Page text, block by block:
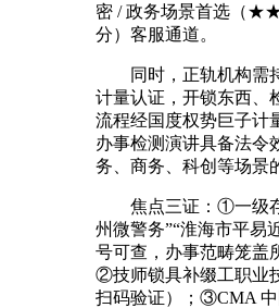
密 / 政务场景首选（
分）客服通道。
同时，正轨机构需
计量认证，开锁东西、
流程经国度权势巨子计
办事检测演讲具备法令
务、商务、科创等场景
焦点三证：①一级存
州微警务”“淮海市平易
号可查，办事范畴笼盖
②技师锁具补缀工职业
扫码验证）；③CMA